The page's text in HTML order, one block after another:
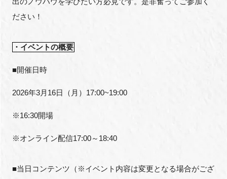
ださい！
・イベントの概要
■開催日時
2026年3月 16日（月） 17:00~19:00
※16:30開場
※オンライン配信17:00～ 18:40
■当日コンテンツ（※イベント内容は変更となる場合がござ